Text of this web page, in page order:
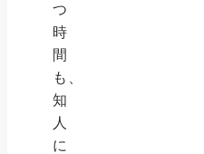
つ
時
間
も、
知
人
に